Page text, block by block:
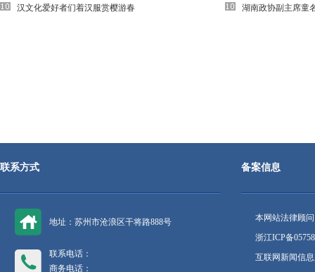
汉文化爱好者们着汉服赏樱游春
湖南政协副主席童
联系方式
地址：苏州市沧浪区干将路888号
联系电话：
商务电话：
备案信息
本网站法律顾
浙江ICP备
互联网新闻信